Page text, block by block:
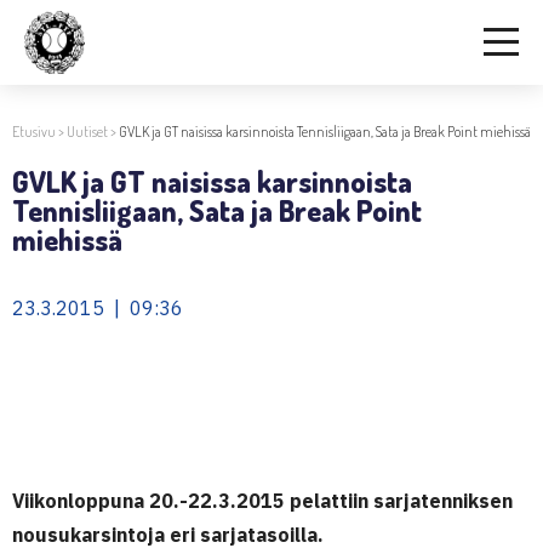
Etusivu > Uutiset> GVLK ja GT naisissa karsinnoista Tennisliigaan, Sata ja Break Point miehissä
GVLK ja GT naisissa karsinnoista
Tennisliigaan, Sata ja Break Point
miehissä
23.3.2015 | 09:36
Viikonloppuna 20.-22.3.2015 pelattiin sarjatenniksen
nousukarsintoja eri sarjatasoilla.